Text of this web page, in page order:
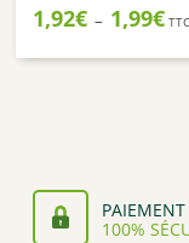
1,92€ – 1,99€ TTC
PAIEMENT
100%